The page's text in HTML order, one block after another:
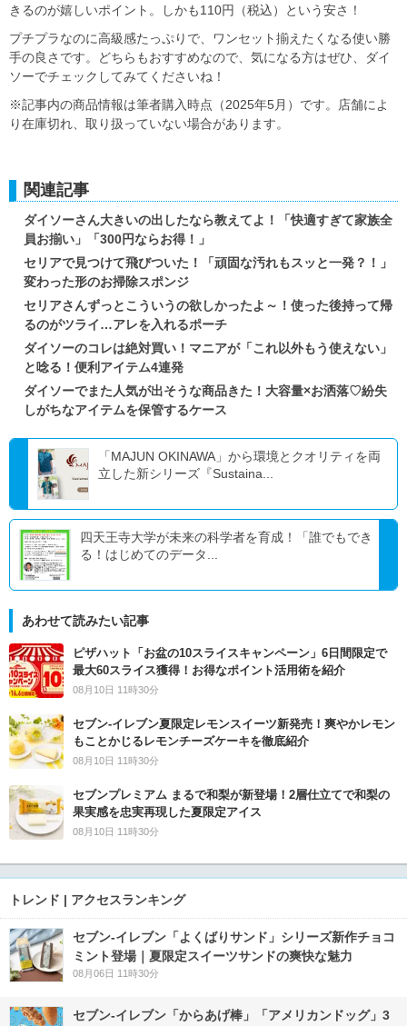
きるのが嬉しいポイント。しかも110円（税込）という安さ！
プチプラなのに高級感たっぷりで、ワンセット揃えたくなる使い勝
手の良さです。どちらもおすすめなので、気になる方はぜひ、ダイ
ソーでチェックしてみてくださいね！
※記事内の商品情報は筆者購入時点（2025年5月）です。店舗によ
り在庫切れ、取り扱っていない場合があります。
関連記事
ダイソーさん大きいの出したなら教えてよ！「快適すぎて家族全
員お揃い」「300円ならお得！」
セリアで見つけて飛びついた！「頑固な汚れもスッと一発？！」
変わった形のお掃除スポンジ
セリアさんずっとこういうの欲しかったよ～！使った後持って帰
るのがツライ…アレを入れるポーチ
ダイソーのコレは絶対買い！マニアが「これ以外もう使えない」
と唸る！便利アイテム4連発
ダイソーでまた人気が出そうな商品きた！大容量×お洒落♡紛失
しがちなアイテムを保管するケース
「MAJUN OKINAWA」から環境とクオリティを両
立した新シリーズ『Sustaina...
四天王寺大学が未来の科学者を育成！「誰でもでき
る！はじめてのデータ...
あわせて読みたい記事
ピザハット「お盆の10スライスキャンペーン」6日間限定で
最大60スライス獲得！お得なポイント活用術を紹介
08月10日 11時30分
セブン‐イレブン夏限定レモンスイーツ新発売！爽やかレモン
もことかじるレモンチーズケーキを徹底紹介
08月10日 11時30分
セブンプレミアム まるで和梨が新登場！2層仕立てで和梨の
果実感を忠実再現した夏限定アイス
08月10日 11時30分
トレンド | アクセスランキング
セブン‐イレブン「よくばりサンド」シリーズ新作チョコ
ミント登場｜夏限定スイーツサンドの爽快な魅力
08月06日 11時30分
セブン‐イレブン「からあげ棒」「アメリカンドッグ」3